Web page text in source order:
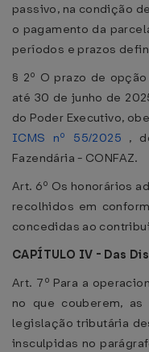
passivo, na condição
o pagamento da
períodos e prazos
§ 2º O prazo de
até 30 de junho de
do Poder Executivo,
ICMS nº 55/2025 ,
Fazendária - CONFAZ.
Art. 6º Os honorários
recolhidos em
concedidas ao
CAPÍTULO IV - Das
Art. 7º Para a
no que couberem,
legislação tributária
insculpidas no